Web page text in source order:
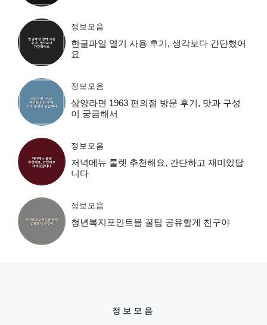
정보모음
한글파일 열기 사용 후기, 생각보다 간단했어
요
정보모음
삼양라면 1963 편의점 방문 후기, 맛과 구성
이 궁금해서
정보모음
저녁메뉴 룰렛 추천해요, 간단하고 재미있답
니다
정보모음
청년복지포인트몰 꿀팁 공유할게 친구야
정보모음